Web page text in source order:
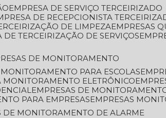
EMPRESA DE SERVIÇO TERCEIRIZADO
DE RECEPCIONISTA
DE LIMPEZA
EMPRESAS
DE TERCEIRIZAÇÃO DE SERVIÇOS
DE MONITORAMENTO
MONITORAMENTO PARA ESCOLAS
MONITORAMENTO ELETRÔNICO
EMPRESAS DE
PARA EMPRESAS
EMPRESAS
DE MONITORAMENTO DE ALARME